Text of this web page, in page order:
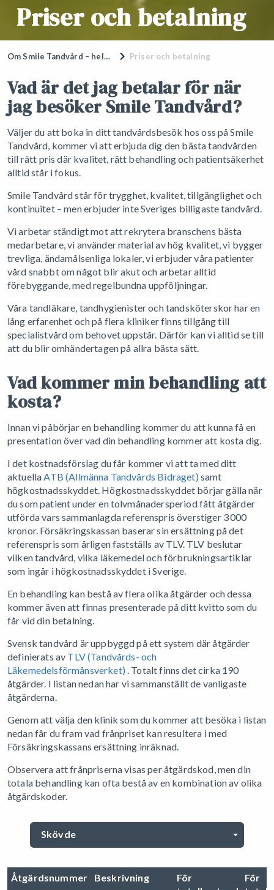
Priser och betalning
Om Smile Tandvård – hela Sveriges tandläkare Priser och betalning
Vad är det jag betalar för när
jag besöker Smile Tandvård?
Väljer du att boka in ditt tandvårdsbesök hos oss på Smile
Tandvård, kommer vi att erbjuda dig den bästa tandvården
till rätt pris där kvalitet, rätt behandling och patientsäkerhet
alltid står i fokus.
Smile Tandvård står för trygghet, kvalitet, tillgänglighet och
kontinuitet – men erbjuder inte Sveriges billigaste tandvård.
Vi arbetar ständigt mot att rekrytera branschens bästa
medarbetare, vi använder material av hög kvalitet, vi bygger
trevliga, ändamålsenliga lokaler, vi erbjuder våra patienter
vård snabbt om något blir akut och arbetar alltid
förebyggande, med regelbundna uppföljningar.
Våra tandläkare, tandhygienister och tandsköterskor har en
lång erfarenhet och på flera kliniker finns tillgång till
specialistvård om behovet uppstår. Därför kan vi alltid se till
att du blir omhändertagen på allra bästa sätt.
Vad kommer min behandling att
kosta?
Innan vi påbörjar en behandling kommer du att kunna få en
presentation över vad din behandling kommer att kosta dig.
I det kostnadsförslag du får kommer vi att ta med ditt
aktuellaATB (Allmänna Tandvårds Bidraget) samt
högkostnadsskyddet. Högkostnadsskyddet börjar gälla när
du som patient under en tolvmånadersperiod fått åtgärder
utförda vars sammanlagda referenspris överstiger 3 000
kronor. Försäkringskassan baserar sin ersättning på det
referenspris som årligen fastställs av TLV. TLV beslutar
vilken tandvård, vilka läkemedel och förbrukningsartiklar
som ingår i högkostnadsskyddet i Sverige.
En behandling kan bestå av flera olika åtgärder och dessa
kommer även att finnas presenterade på ditt kvitto som du
får vid din betalning.
Svensk tandvård är uppbyggd på ett system där åtgärder
definierats av TLV (Tandvårds- och
Läkemedelsförmånsverket). Totalt finns det cirka 190
åtgärder. I listan nedan har vi sammanställt de vanligaste
åtgärderna.
Genom att välja den klinik som du kommer att besöka i listan
nedan får du fram vad frånpriset kan resultera i med
Försäkringskassans ersättning inräknad.
Observera att frånpriserna visas per åtgärdskod, men din
totala behandling kan ofta bestå av en kombination av olika
åtgärdskoder.
Skövde
Åtgärdsnummer Beskrivning
För
För